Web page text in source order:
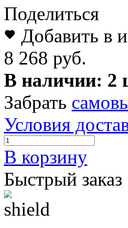
Поделиться
Добавить в
8 268 руб.
В наличии: 2
Забрать
Условия
В корзину
Быстрый заказ